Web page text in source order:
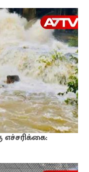
எச்சரிக்கை: